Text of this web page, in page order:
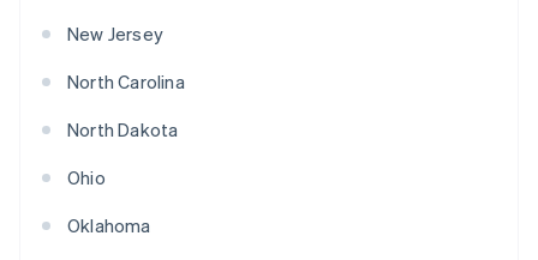
New Jersey
North Carolina
North Dakota
Ohio
Oklahoma